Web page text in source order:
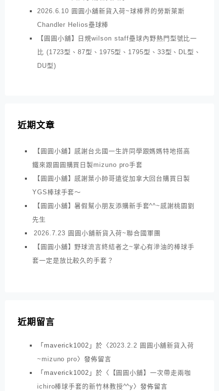
2026.6.10 圓圓小舖新貨入荷~球棒界的勞斯萊斯
Chandler Helios壘球棒
【圓圓小舖】日規wilson staff壘球內野熱門型號比一
比 (1723型、87型、1975型、1795型、33型、DL型、
DU型)
近期文章
【圓圓小舖】感謝台北國一生許同學跟媽媽特地搭高
鐵來跟圓圓購買日製mizuno pro手套
【圓圓小舖】感謝葉小帥哥遠從加拿大回台購買日製
YGS棒球手套～
【圓圓小舖】暑假幫小朋友添購新手套^^~感謝桃園劉
先生
2026.7.23 圓圓小舖新貨入荷~聯合國軍團
【圓圓小舖】野球流言終結者之~掌心有滲油的棒球手
套一定是放比較久的手套？
近期留言
「 maverick1002 」於〈2023.2.2 圓圓小舖新貨入荷
~mizuno pro〉發佈留言
「 maverick1002 」於〈
【圓圓小舖】一次帶走兩咖
ichiro棒球手套的新竹林教授^^y〉發佈留言